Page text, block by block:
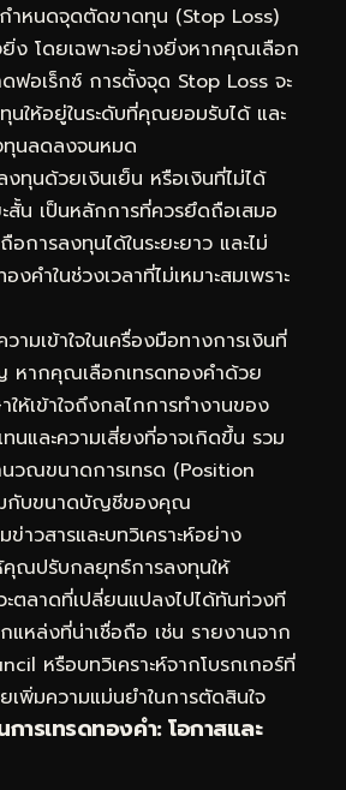
ำหนดจุดตัดขาดทุน (Stop Loss)
ยิ่ง โดยเฉพาะอย่างยิ่งหากคุณเลือก
ฟอเร็กซ์ การตั้งจุด Stop Loss จะ
นให้อยู่ในระดับที่คุณยอมรับได้ และ
ทุนลดลงจนหมด
งทุนด้วยเงินเย็น หรือเงินที่ไม่ได้
ะสั้น เป็นหลักการที่ควรยึดถือเสมอ
การลงทุนได้ในระยะยาว และไม่
คำในช่วงเวลาที่ไม่เหมาะสมเพราะ
ามเข้าใจในเครื่องมือทางการเงินที่
หากคุณเลือกเทรดทองคำด้วย
ให้เข้าใจถึงกลไกการทำงานของ
ทนและความเสี่ยงที่อาจเกิดขึ้น รวม
นวณขนาดการเทรด (Position
มกับขนาดบัญชีของคุณ
าวสารและบทวิเคราะห์อย่าง
คุณปรับกลยุทธ์การลงทุนให้
ตลาดที่เปลี่ยนแปลงไปได้ทันท่วงที
แหล่งที่น่าเชื่อถือ เช่น รายงานจาก
หรือบทวิเคราะห์จากโบรกเกอร์ที่
เพิ่มความแม่นยำในการตัดสินใจ
นการเทรดทองคำ: โอกาสและ